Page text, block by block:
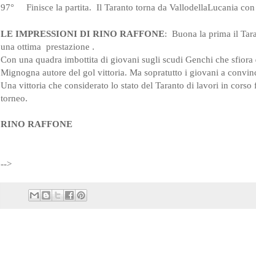
97°     Finisce la partita.  Il Taranto torna da VallodellaLucania
LE IMPRESSIONI DI RINO RAFFONE: Buona la prima il
una ottima  prestazione .
Con una quadra imbottita di giovani sugli scudi Genchi che sfiora
Mignogna autore del gol vittoria. Ma sopratutto i giovani a
Una vittoria che considerato lo stato del Taranto di lavori in corso
torneo.
RINO RAFFONE
-->